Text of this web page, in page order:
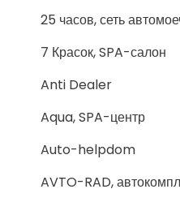
25 часов, сеть
7 Красок, SPA-салон
Anti Dealer
Aqua, SPA-центр
Auto-helpdom
AVTO-RAD,